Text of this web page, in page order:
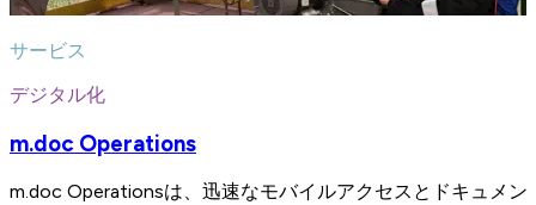
サービス
デジタル化
m.doc Operations
m.doc Operationsは、迅速なモバイルアクセスとドキュメ